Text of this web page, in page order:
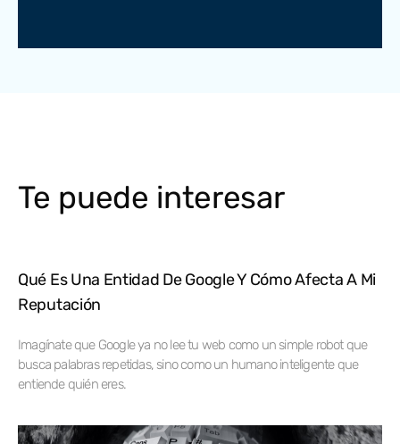
Te puede interesar
Qué Es Una Entidad De Google Y Cómo Afecta A Mi
Reputación
Imagínate que Google ya no lee tu web como un simple robot que
busca palabras repetidas, sino como un humano inteligente que
entiende quién eres.